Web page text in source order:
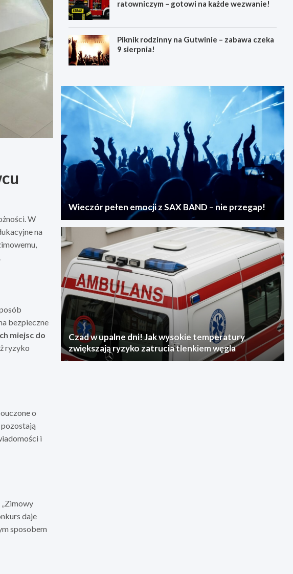
W
na
bezpieczne
miejsc do
ryzyko
o
i
daje
sposobem
ratowniczym – gotowi na każde wezwanie!
Piknik rodzinny na Gutwinie – zabawa czeka
9 sierpnia!
Wieczór pełen emocji z SAX BAND – nie przegap!
Czad w upalne dni! Jak wysokie temperatury
zwiększają ryzyko zatrucia tlenkiem węgla